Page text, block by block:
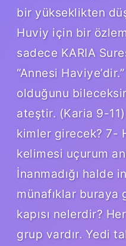
bir yükseklikten
Huviy için bir
sadece KARIA
“Annesi
olduğunu
ateştir. (Karia 9-
kimler girecek? 7-
kelimesi uçurum
İnanmadığı halde
münafıklar buraya
kapısı nelerdir?
grup vardır. Yedi